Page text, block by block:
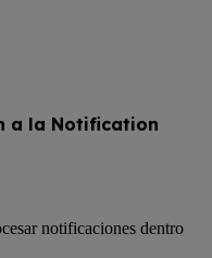
a la Notification
notificaciones dentro